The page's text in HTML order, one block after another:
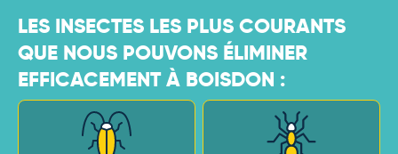
LES INSECTES LES PLUS COURANTS
QUE NOUS POUVONS ÉLIMINER
EFFICACEMENT À BOISDON :